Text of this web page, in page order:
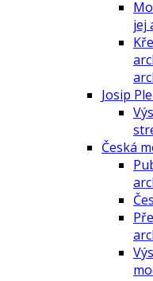
jej
Josip
Česká